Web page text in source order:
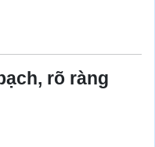
rõ ràng